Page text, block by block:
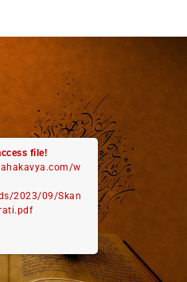
file!
w
2023/09/Skan